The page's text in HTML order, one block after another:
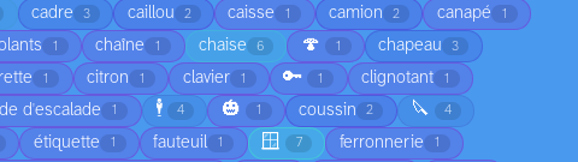
cadre 3 caillou 2 caisse 1 camion 2 canapé 1
1 chaîne 1 chaise 6 🍄 1 chapeau 3
1 citron 1 clavier 1 🔑 1 clignotant 1
d'escalade 1 🕴️ 4 🎃 1 coussin 2 🔪 4
étiquette 1 fauteuil 1 🪟 7 ferronnerie 1